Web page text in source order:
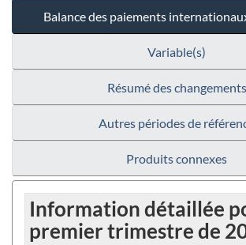
Balance des paiements
Variable(s)
Résumé des changements
Autres périodes de
Produits connexes
Information détaillée
premier trimestre de